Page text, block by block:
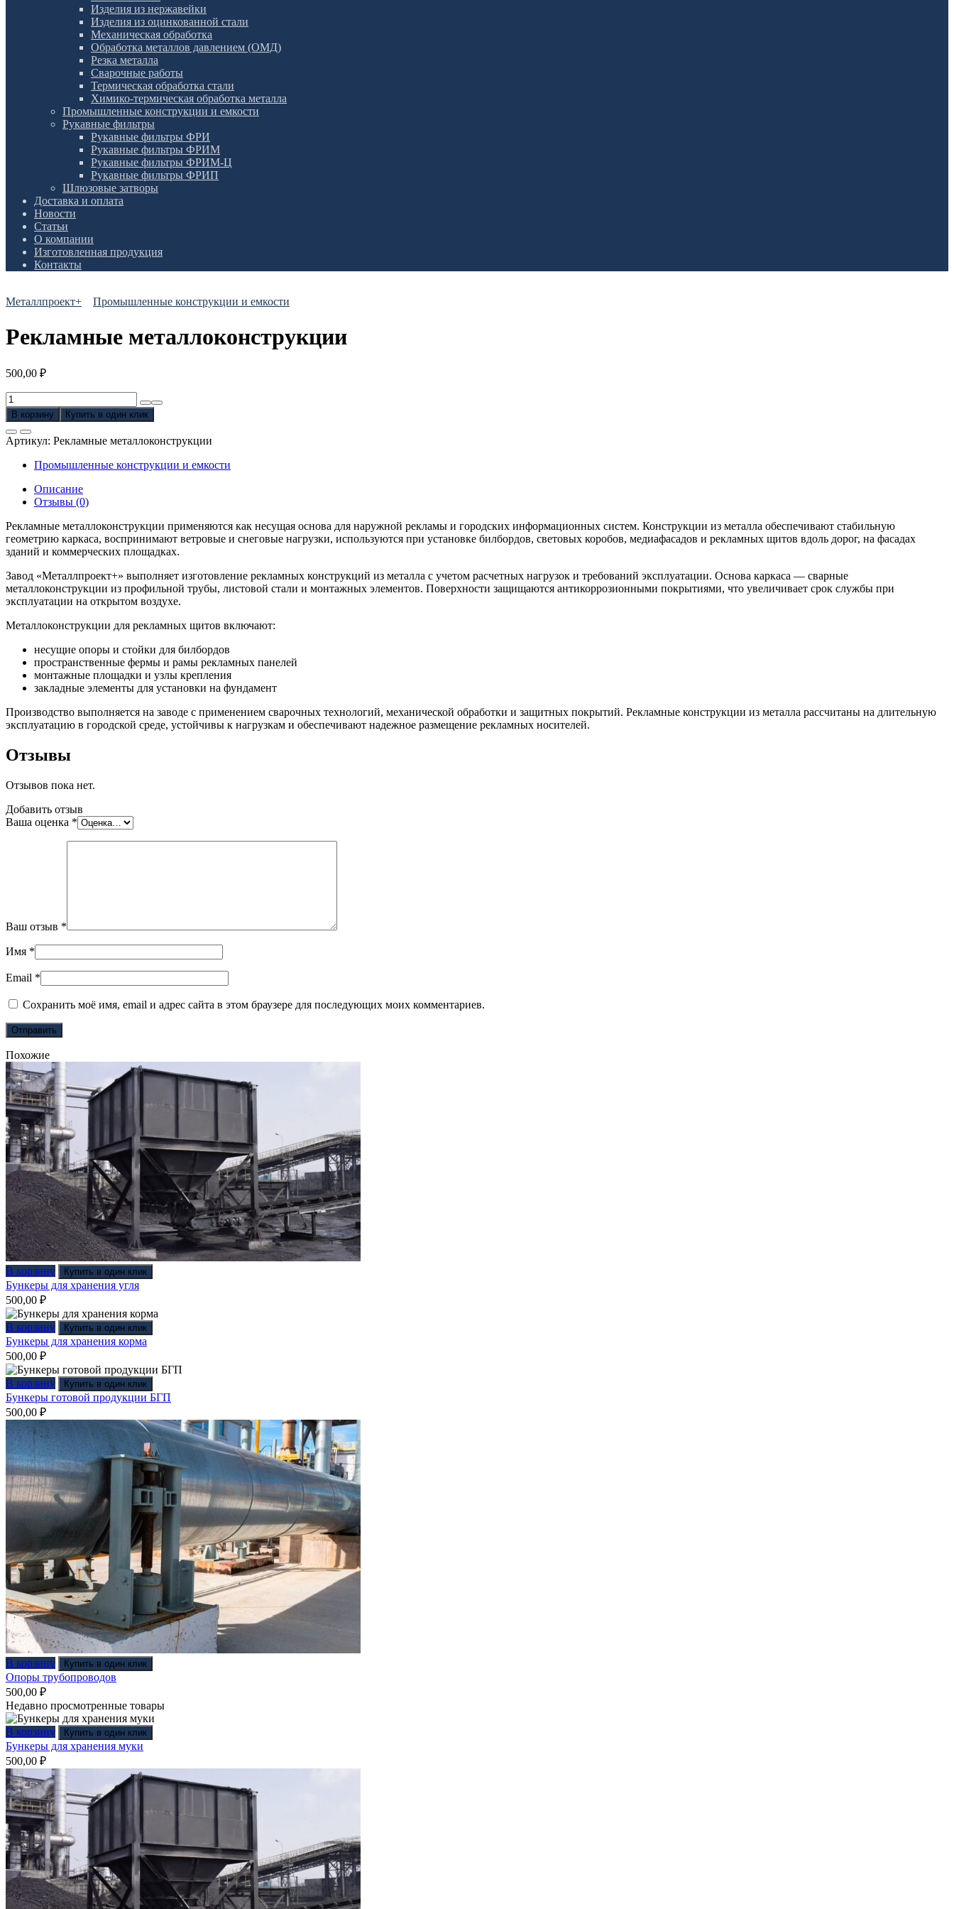
Изделия из нержавейки
Изделия из оцинкованной стали
Механическая обработка
Обработка металлов давлением (ОМД)
Резка металла
Сварочные работы
Термическая обработка стали
Химико-термическая обработка металла
Промышленные конструкции и емкости
Рукавные фильтры
Рукавные фильтры ФРИ
Рукавные фильтры ФРИМ
Рукавные фильтры ФРИМ-Ц
Рукавные фильтры ФРИП
Шлюзовые затворы
Доставка и оплата
Новости
Статьи
О компании
Изготовленная продукция
Контакты
Металлпроект+ Промышленные конструкции и емкости
Рекламные металлоконструкции
500,00 ₽
Количество
товара
Рекламные
металлоконструкции
В корзину Купить в один клик
Артикул: Рекламные металлоконструкции
Промышленные конструкции и емкости
Описание
Отзывы (0)
Рекламные металлоконструкции применяются как несущая основа для наружной рекламы и городских информационных систем. Конструкции из металла обеспечивают стабильную
геометрию каркаса, воспринимают ветровые и снеговые нагрузки, используются при установке билбордов, световых коробов, медиафасадов и рекламных щитов вдоль дорог, на фасадах
зданий и коммерческих площадках.
Завод «Металлпроект+» выполняет изготовление рекламных конструкций из металла с учетом расчетных нагрузок и требований эксплуатации. Основа каркаса — сварные
металлоконструкции из профильной трубы, листовой стали и монтажных элементов. Поверхности защищаются антикоррозионными покрытиями, что увеличивает срок службы при
эксплуатации на открытом воздухе.
Металлоконструкции для рекламных щитов включают:
несущие опоры и стойки для билбордов
пространственные фермы и рамы рекламных панелей
монтажные площадки и узлы крепления
закладные элементы для установки на фундамент
Производство выполняется на заводе с применением сварочных технологий, механической обработки и защитных покрытий. Рекламные конструкции из металла рассчитаны на длительную
эксплуатацию в городской среде, устойчивы к нагрузкам и обеспечивают надежное размещение рекламных носителей.
Отзывы
Отзывов пока нет.
Добавить отзыв
Ваша оценка *
Ваш отзыв *
Имя *
Email *
Сохранить моё имя, email и адрес сайта в этом браузере для последующих моих комментариев.
Похожие
В корзину Купить в один клик
Бункеры для хранения угля
500,00 ₽
В корзину Купить в один клик
Бункеры для хранения корма
500,00 ₽
В корзину Купить в один клик
Бункеры готовой продукции БГП
500,00 ₽
В корзину Купить в один клик
Опоры трубопроводов
500,00 ₽
Недавно просмотренные товары
В корзину Купить в один клик
Бункеры для хранения муки
500,00 ₽